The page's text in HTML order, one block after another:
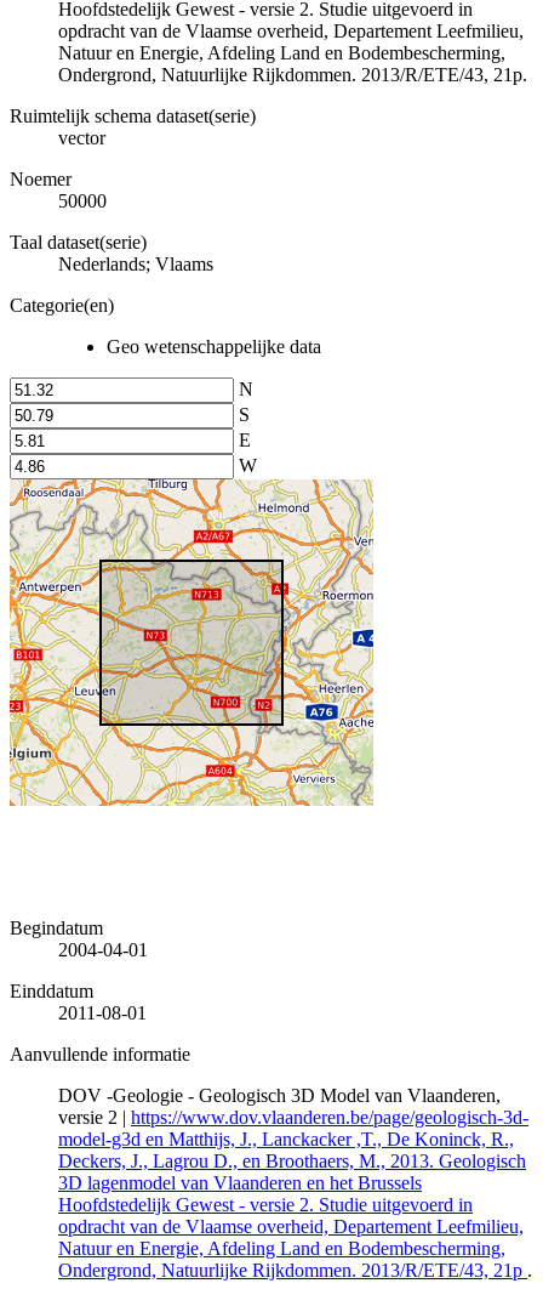
Hoofdstedelijk Gewest - versie 2. Studie uitgevoerd in
opdracht van de Vlaamse overheid, Departement Leefmilieu,
Natuur en Energie, Afdeling Land en Bodembescherming,
Ondergrond, Natuurlijke Rijkdommen. 2013/R/ETE/43, 21p.
Ruimtelijk schema dataset(serie)
vector
Noemer
50000
Taal dataset(serie)
Nederlands; Vlaams
Categorie(en)
Geo wetenschappelijke data
N
S
E
W
Begindatum
2004-04-01
Einddatum
2011-08-01
Aanvullende informatie
DOV -Geologie - Geologisch 3D Model van Vlaanderen,
versie 2 | https://www.dov.vlaanderen.be/page/geologisch-3d-
model-g3d en Matthijs, J., Lanckacker ,T., De Koninck, R.,
Deckers, J., Lagrou D., en Broothaers, M., 2013. Geologisch
3D lagenmodel van Vlaanderen en het Brussels
Hoofdstedelijk Gewest - versie 2. Studie uitgevoerd in
opdracht van de Vlaamse overheid, Departement Leefmilieu,
Natuur en Energie, Afdeling Land en Bodembescherming,
Ondergrond, Natuurlijke Rijkdommen. 2013/R/ETE/43, 21p .